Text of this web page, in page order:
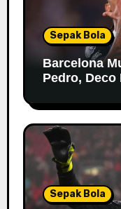
Sepak Bola
Barcelona
Pedro,
Sepak Bola